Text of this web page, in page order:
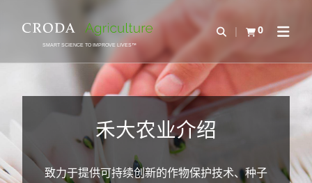
CONTENTSMART SCIENCE TO IMPROVE LIVES™
Open Search
0
查看购物车Open
禾大农业介绍
致力于提供可持续创新的作物保护技术、种子